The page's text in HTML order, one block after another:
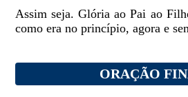
Assim seja. Glória ao Pai ao
como era no princípio, agora e
ORAÇÃO